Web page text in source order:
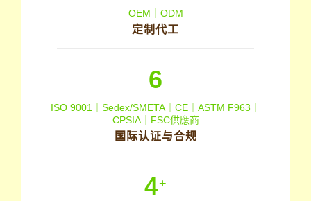
OEM｜ODM
定制代工
6
ISO 9001｜Sedex/SMETA｜CE｜ASTM F963｜
CPSIA｜FSC供應商
国际认证与合规
4+